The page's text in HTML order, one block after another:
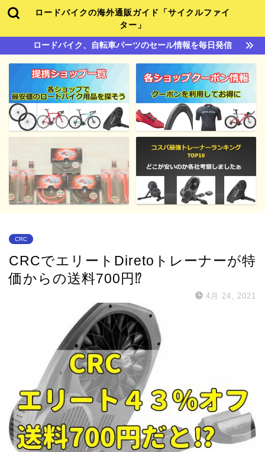
ロードバイクの海外通販ガイド「サイクルファイ
ター」
ロードバイク、自転車パーツのセール情報を毎日発信
CRC
CRCでエリートDiretoトレーナーが特
価からの送料700円⁉
4月 24, 2021